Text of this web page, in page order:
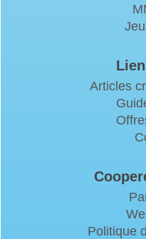
Articles
Politique